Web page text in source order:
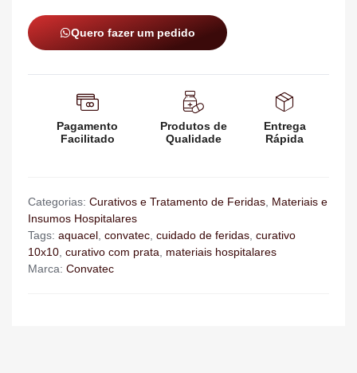
Quero fazer um pedido
Pagamento
Facilitado
Produtos de
Qualidade
Entrega
Rápida
Categorias: Curativos e Tratamento de Feridas, Materiais e
Insumos Hospitalares
Tags: aquacel, convatec, cuidado de feridas, curativo
10x10, curativo com prata, materiais hospitalares
Marca: Convatec